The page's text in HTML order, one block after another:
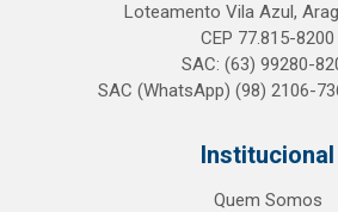
Loteamento Vila Azul,
CEP 77.815-8200
SAC: (63) 99280-
SAC (WhatsApp) (98) 2106-
Institucional
Quem Somos